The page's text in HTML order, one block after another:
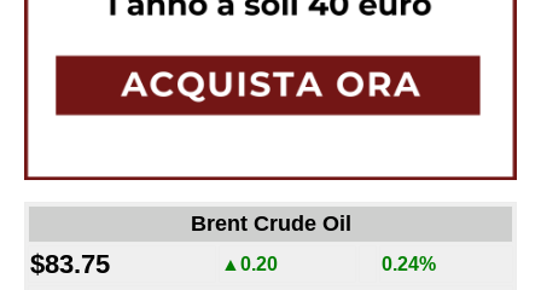
Brent Crude Oil
$83.75 ▲0.20 0.24%